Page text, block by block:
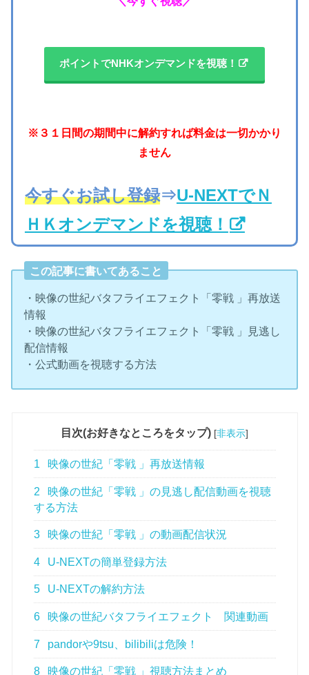
ポイントでNHKオンデマンドを視聴！
※３１日間の期間中に解約すれば料金は一切かかり
ません
今すぐお試し登録⇒U-NEXTでＮ
ＨＫオンデマンドを視聴！
この記事に書いてあること
・映像の世紀バタフライエフェクト「零戦 」再放送
情報
・映像の世紀バタフライエフェクト「零戦 」見逃し
配信情報
・公式動画を視聴する方法
目次(お好きなところをタップ) [非表示]
1 映像の世紀「零戦 」再放送情報
2
映像の世紀「零戦 」の見逃し配信動画を視聴
する方法
3 映像の世紀「零戦 」の動画配信状況
4 U-NEXTの簡単登録方法
5 U-NEXTの解約方法
6 映像の世紀バタフライエフェクト 関連動画
7 pandorや9tsu、bilibiliは危険！
8 映像の世紀「零戦 」視聴方法まとめ